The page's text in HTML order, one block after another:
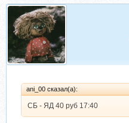
ani_00 сказал(а):
СБ - ЯД 40 руб 17:40